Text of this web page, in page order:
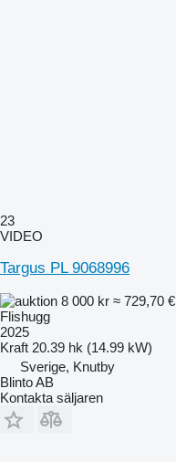
23
VIDEO
Targus PL 9068996
8 000 kr ≈ 729,70 €
Flishugg
2025
Kraft 20.39 hk (14.99 kW)
Sverige, Knutby
Blinto AB
Kontakta säljaren